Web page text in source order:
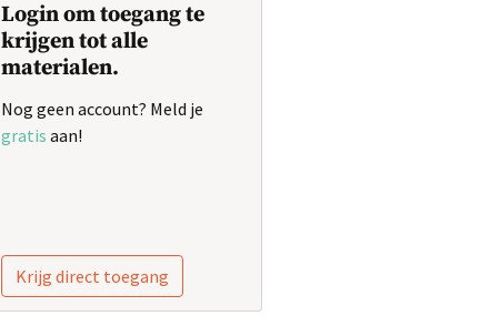
Login om toegang te
krijgen tot alle
materialen.
Nog geen account? Meld je
gratis aan!
Krijg direct toegang